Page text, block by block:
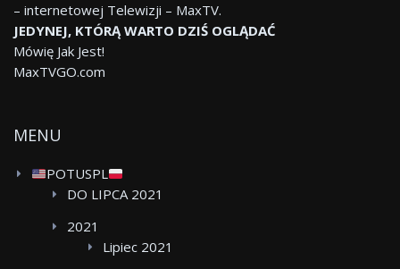
– internetowej Telewizji – MaxTV.
JEDYNEJ, KTÓRĄ WARTO DZIŚ OGLĄDAĆ
Mówię Jak Jest!
MaxTVGO.com
MENU
POTUSPL
DO LIPCA 2021
2021
Lipiec 2021